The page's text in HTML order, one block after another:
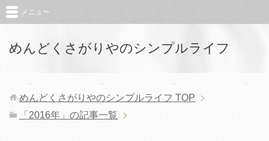
めんどくさがりやのシンプルライフ
メニュー
めんどくさがりやのシンプルライフ TOP
「2016年」の記事一覧